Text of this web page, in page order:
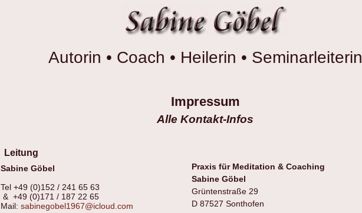
Autorin • Coach • Heilerin • Seminarleiterin
Impressum
Alle Kontakt-Infos
Leitung
Sabine Göbel
Tel +49 (0)152 / 241 65 63
& +49 (0)171 / 187 22 65
Mail: sabinegobel1967@icloud.com
Praxis für Meditation & Coaching
Sabine Göbel
Grüntenstraße 29
D 87527 Sonthofen